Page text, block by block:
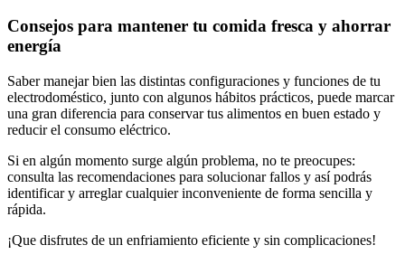
Consejos para mantener tu comida fresca y ahorrar
energía
Saber manejar bien las distintas configuraciones y funciones de tu
electrodoméstico, junto con algunos hábitos prácticos, puede marcar
una gran diferencia para conservar tus alimentos en buen estado y
reducir el consumo eléctrico.
Si en algún momento surge algún problema, no te preocupes:
consulta las recomendaciones para solucionar fallos y así podrás
identificar y arreglar cualquier inconveniente de forma sencilla y
rápida.
¡Que disfrutes de un enfriamiento eficiente y sin complicaciones!